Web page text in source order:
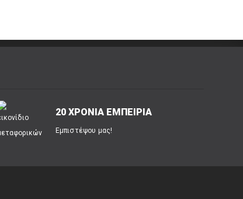
20 ΧΡΟΝΙΑ ΕΜΠΕΙΡΙΑ
Εμπιστέψου μας!